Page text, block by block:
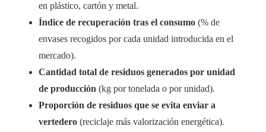
en plástico, cartón y metal.
Índice de recuperación tras el consumo (% de
envases recogidos por cada unidad introducida en el
mercado).
Cantidad total de residuos generados por unidad
de producción (kg por tonelada o por unidad).
Proporción de residuos que se evita enviar a
vertedero (reciclaje más valorización energética).